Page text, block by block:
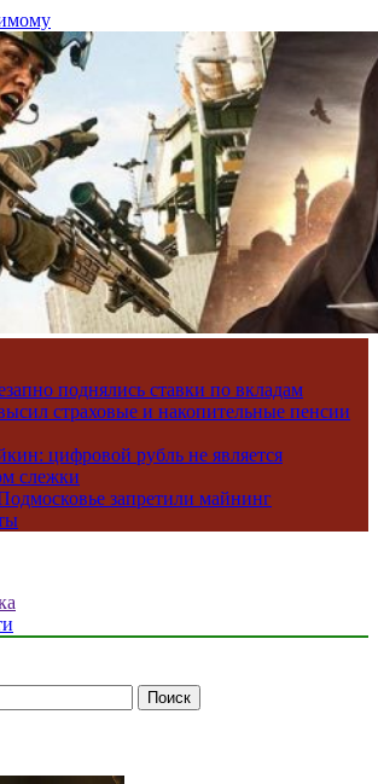
поднялись ставки по вкладам
страховые и накопительные пенсии
цифровой рубль не является
слежки
запретили майнинг